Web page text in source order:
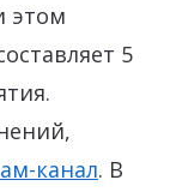
этом
5
канал. В